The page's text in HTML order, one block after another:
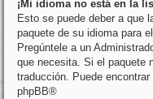
¡Mi idioma no está en la
Esto se puede deber a que
paquete de su idioma para
Pregúntele a un
que necesita. Si el paquete
traducción. Puede
phpBB®